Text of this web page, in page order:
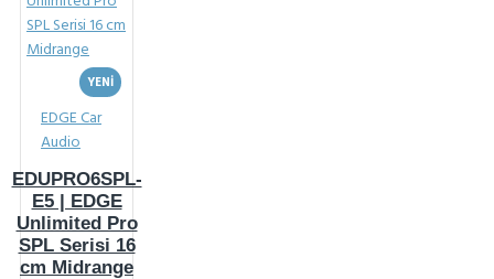
YENI
EDGE Car
Audio
EDUPRO6SPL-
E5 | EDGE
Unlimited Pro
SPL Serisi 16
cm Midrange